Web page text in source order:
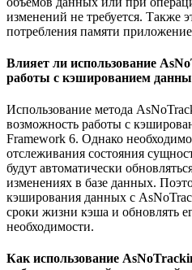
изменений не требуется. Также
потребления памяти
Влияет ли использование
работы с кэшированием
Использование метода
возможность работы с
Framework 6. Однако
отслеживания состояния
будут автоматически
изменениях в базе данных.
кэширования данных с
сроки жизни кэша и обновлять
необходимости.
Как использование